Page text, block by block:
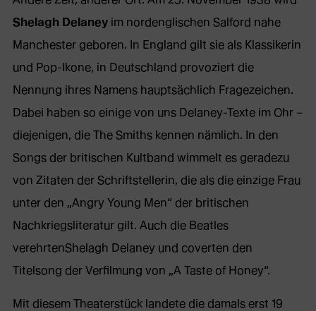
Shelagh Delaneyim nordenglischen Salford nahe
Manchester geboren. In England gilt sie als Klassikerin
und Pop-Ikone, in Deutschland provoziert die
Nennung ihres Namens hauptsächlich Fragezeichen.
Dabei haben so einige von uns Delaney-Texte im Ohr –
diejenigen, die The Smiths kennen nämlich. In den
Songs der britischen Kultband wimmelt es geradezu
von Zitaten der Schriftstellerin, die als die einzige Frau
unter den „Angry Young Men“ der britischen
Nachkriegsliteratur gilt. Auch die Beatles
verehrtenShelagh Delaney und coverten den
Titelsong der Verfilmung von „A Taste of Honey“.
Mit diesem Theaterstück landete die damals erst 19